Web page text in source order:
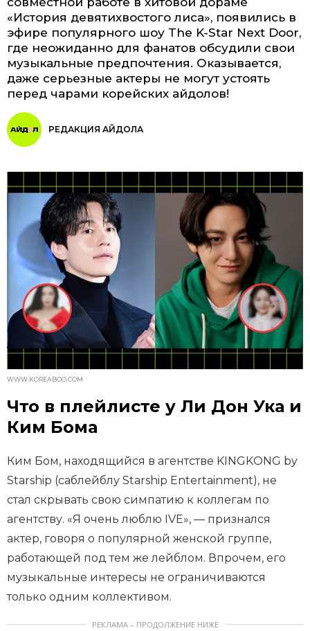
«История девятихвостого лиса», появились в
эфире популярного шоу The K-Star Next Door,
где неожиданно для фанатов обсудили свои
музыкальные предпочтения. Оказывается,
даже серьезные актеры не могут устоять
перед чарами корейских айдолов!
РЕДАКЦИЯ АЙДОЛА
WWW.KOREABOO.COM
Что в плейлисте у Ли Дон Ука и
Ким Бома
Ким Бом, находящийся в агентстве KINGKONG by
Starship (саблейблу Starship Entertainment), не
стал скрывать свою симпатию к коллегам по
агентству. «Я очень люблю IVE», — признался
актер, говоря о популярной женской группе,
работающей под тем же лейблом. Впрочем, его
музыкальные интересы не ограничиваются
только одним коллективом.
РЕКЛАМА – ПРОДОЛЖЕНИЕ НИЖЕ